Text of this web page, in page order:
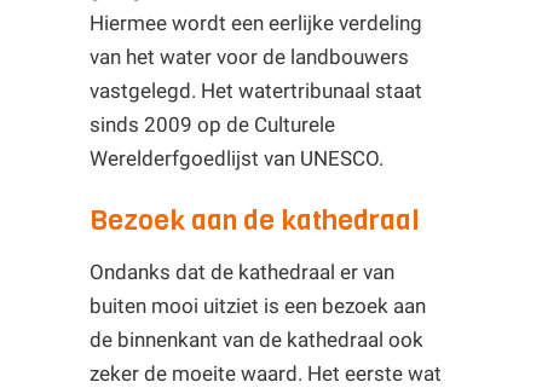
Hiermee wordt een eerlijke verdeling
van het water voor de landbouwers
vastgelegd. Het watertribunaal staat
sinds 2009 op de Culturele
Werelderfgoedlijst van UNESCO.
Bezoek aan de kathedraal
Ondanks dat de kathedraal er van
buiten mooi uitziet is een bezoek aan
de binnenkant van de kathedraal ook
zeker de moeite waard. Het eerste wat